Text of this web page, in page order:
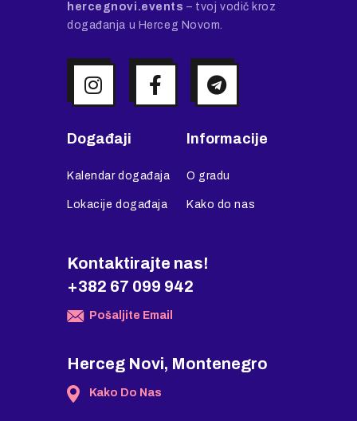
hercegnovi.events – tvoj vodič kroz
događanja u Herceg Novom.
Događaji
Kalendar događaja
Lokacije događaja
Informacije
O gradu
Kako do nas
Kontaktirajte nas!
+382 67 099 942
Pošaljite Email
Herceg Novi, Montenegro
Kako Do Nas